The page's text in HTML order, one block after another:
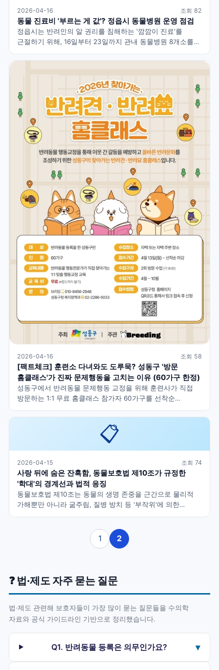
2026-04-16 조회 82
동물 진료비 '부르는 게 값'? 정읍시 동물병원 운영 점검
정읍시는 반려인의 알 권리를 침해하는 '깜깜이 진료'를
근절하기 위해, 16일부터 23일까지 관내 동물병원 8개소를
대상으로 진료비 20종 의무 게시와 유통기한 경과 약제 사용
여부를 전격 점검합니다.
2026-04-16 조회 58
[팩트체크] 훈련소 다녀와도 도루묵? 성동구 '방문
홈클래스'가 진짜 문제행동을 고치는 이유 (60가구 한정)
성동구에서 반려동물 문제행동 교정을 위해 훈련사가 직접
방문하는 1:1 무료 홈클래스 참가자 60가구를 선착순
신청 방법을 CNDnews에서 팩트체크합니다.
📋
2026-04-15 조회 74
사랑 뒤에 숨은 잔혹함, 동물보호법 제10조가 규정한
'학대'의 경계선과 법적 응징
동물보호법 제10조는 동물의 생명 존중을 근간으로 물리적
가해뿐만 아니라 굶주림, 질병 방치 등 '부작위'에 의한
1 2
❓ 법·제도 자주 묻는 질문
법·제도 관련해 보호자들이 가장 많이 묻는 질문들을 수의학
자료와 공식 가이드라인 기반으로 정리했습니다.
Q1. 반려동물 등록은 의무인가요? ▾